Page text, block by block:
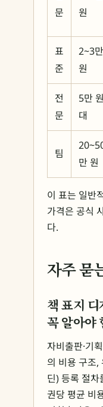
문
원
표
준
2~3만
원
전
문
5만 원
대
팀
만 원
이 표는 일반
가격은 공식
다.
자주 묻
책 표지
꼭 알아야
자비출판·기
의 비용 구조,
딘) 등록 절차
권당 평균 비